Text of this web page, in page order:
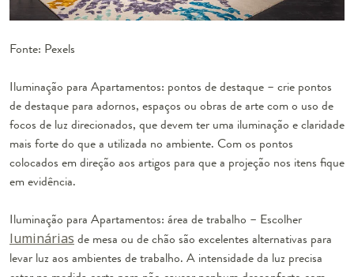
Fonte: Pexels
Iluminação para Apartamentos: pontos de destaque – crie pontos
de destaque para adornos, espaços ou obras de arte com o uso de
focos de luz direcionados, que devem ter uma iluminação e claridade
mais forte do que a utilizada no ambiente. Com os pontos
colocados em direção aos artigos para que a projeção nos itens fique
em evidência.
Iluminação para Apartamentos: área de trabalho – Escolher
luminárias de mesa ou de chão são excelentes alternativas para
levar luz aos ambientes de trabalho. A intensidade da luz precisa